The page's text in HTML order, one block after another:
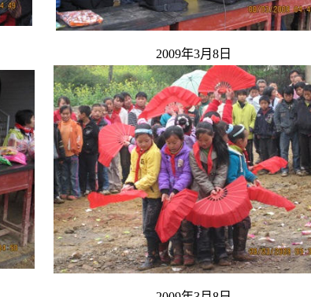
2009年3月8日